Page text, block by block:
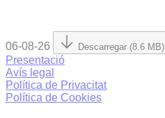
06-08-26 Descarregar (8.6 MB)
Presentació
Avís legal
Política de Privacitat
Política de Cookies